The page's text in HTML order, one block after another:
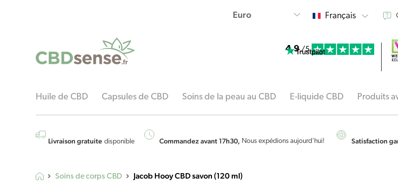
Français
4.9 /5
Huile de CBD Capsules de CBD Soins de la peau au CBD E-liquide CBD Produits
Livraison gratuite disponible Commandez avant 17h30, Nous expédions aujourd’hui! Satisfaction
Soins de corps CBD Jacob Hooy CBD savon (120 ml)